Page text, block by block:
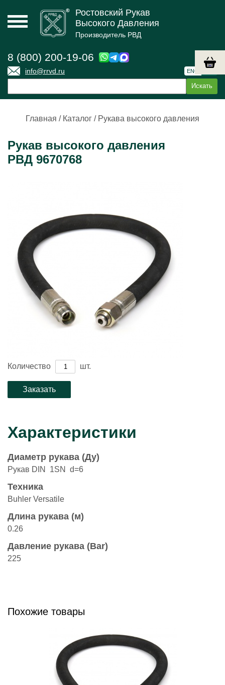
Ростовский Рукав
Высокого Давления
Производитель РВД
8 (800) 200-19-06
info@rrvd.ru ENG
Главная / Каталог / Рукава высокого давления
Рукав высокого давления
РВД 9670768
Количество шт.
Характеристики
Диаметр рукава (Ду)
Рукав DIN 1SN d=6
Техника
Buhler Versatile
Длина рукава (м)
0.26
Давление рукава (Bar)
225
Похожие товары